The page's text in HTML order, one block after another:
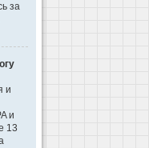
за
и
и
13